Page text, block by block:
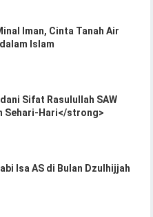
Iman, Cinta Tanah Air
Islam
Sifat Rasulullah SAW
Sehari-Hari</strong>
Isa AS di Bulan Dzulhijjah